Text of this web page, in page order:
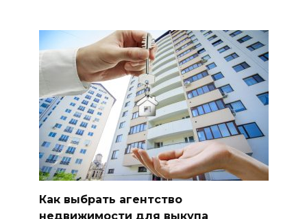
Как выбрать агентство
недвижимости для выкупа